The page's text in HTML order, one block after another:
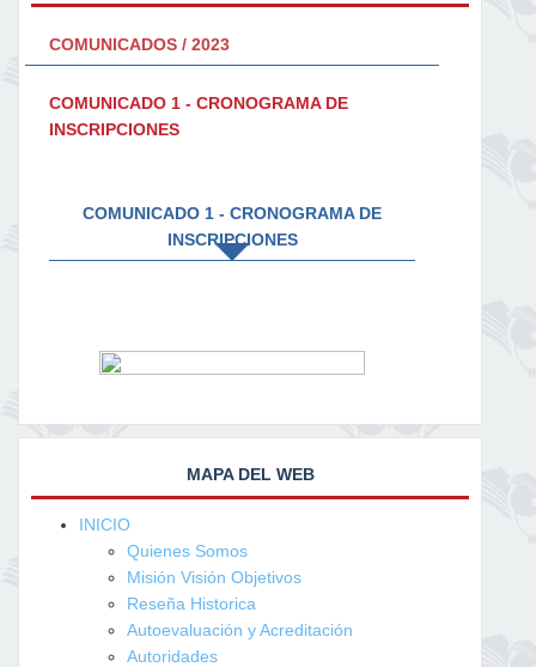
COMUNICADOS / 2023
COMUNICADO 1 - CRONOGRAMA DE
INSCRIPCIONES
COMUNICADO 1 - CRONOGRAMA DE
INSCRIPCIONES
MAPA DEL WEB
INICIO
Quienes Somos
Misión Visión Objetivos
Reseña Historica
Autoevaluación y Acreditación
Autoridades